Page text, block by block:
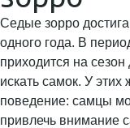
Седые зорро
одного года. В
приходится на
искать самок. У
поведение: самцы
привлечь внимание